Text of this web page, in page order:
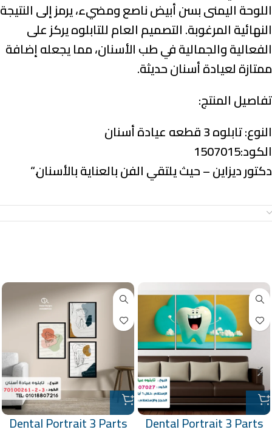
اللوحة اليمنى بسن أبيض ناصع ومضيء، يرمز إلى النتيجة
النهائية المرغوبة. التصميم العام للتابلوه يركز على
الفعالية والجمالية في طب الأسنان، مما يجعله إضافة
ممتازة لعيادة أسنان حديثة.
تفاصيل المنتج:
النوع:تابلوه 3 قطعه عيادة أسنان
الكود:1507015
دكتور ديزاين – حيث يلتقي الفن بالعناية بالأسنان.“
Dental Portrait 3 Parts
Dental Portrait 3 Parts